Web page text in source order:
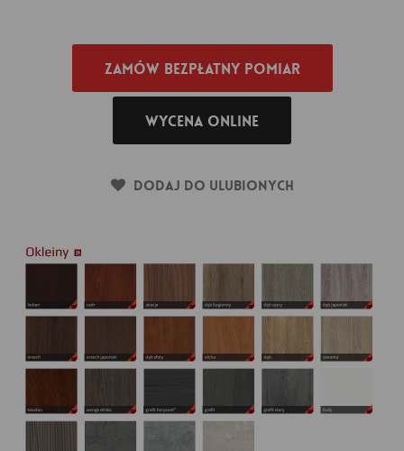
Zamów bezpłatny pomiar
Wycena online
Dodaj do ulubionych